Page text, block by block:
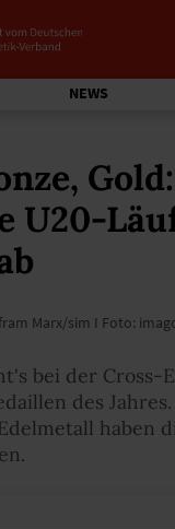
NEWS
Gold:
U20-
Marx/sim I Foto:
bei der Cross-
des
haben